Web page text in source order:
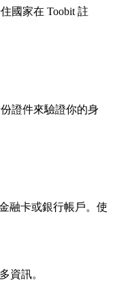
國家在 Toobit 註
證件來驗證你的身
融卡或銀行帳戶。使
資訊。